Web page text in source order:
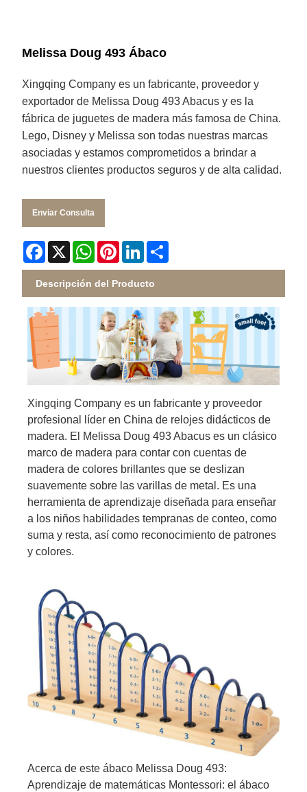
Melissa Doug 493 Ábaco
Xingqing Company es un fabricante, proveedor y
exportador de Melissa Doug 493 Abacus y es la
fábrica de juguetes de madera más famosa de China.
Lego, Disney y Melissa son todas nuestras marcas
asociadas y estamos comprometidos a brindar a
nuestros clientes productos seguros y de alta calidad.
Enviar Consulta
Facebook
X WhatsApp
PinterestLinkedIn
Descripción del Producto
Xingqing Company es un fabricante y proveedor
profesional líder en China de relojes didácticos de
madera. El Melissa Doug 493 Abacus es un clásico
marco de madera para contar con cuentas de
madera de colores brillantes que se deslizan
suavemente sobre las varillas de metal. Es una
herramienta de aprendizaje diseñada para enseñar
a los niños habilidades tempranas de conteo, como
suma y resta, así como reconocimiento de patrones
y colores.
Acerca de este ábaco Melissa Doug 493:
Aprendizaje de matemáticas Montessori: el ábaco